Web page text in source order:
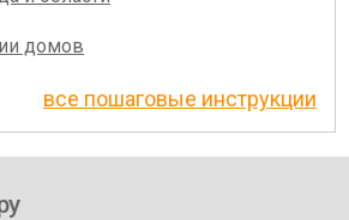
домов
все пошаговые инструкции